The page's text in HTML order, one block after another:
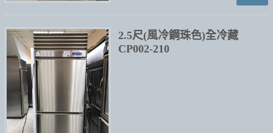
2.5尺(風冷鋼珠色)全冷藏
CP002-210